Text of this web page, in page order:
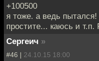
+100500
я тоже. а ведь
простите... каюсь и т.п.
Сергеич »
#46 | 24.10.15 18:00